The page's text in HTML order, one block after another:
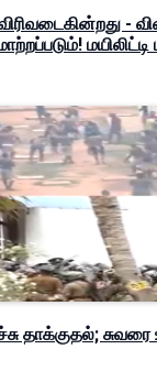
-
தாக்குதல்;